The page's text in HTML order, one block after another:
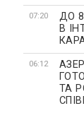
07:20
ДО
В
06:12
ТА